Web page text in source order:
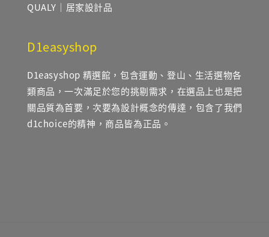
QUALY｜居家設計品
D1easyshop
D1easyshop 精選館，包含運動、登山、生活選物各
類商品，一次滿足於您的挑剔需求，在選品上也是把
關品質為首要，次要為設計概念的傳達，包含了我們
d1choice的精神，商品皆為正品。